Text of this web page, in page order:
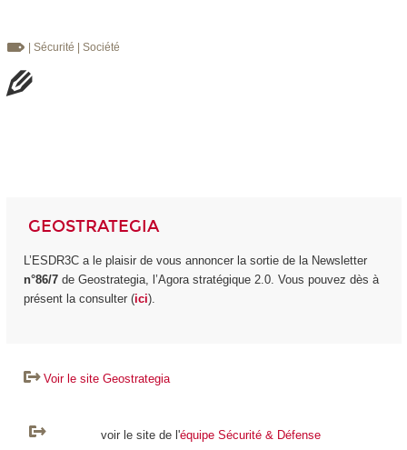
| Sécurité | Société
GEOSTRATEGIA
L’ESDR3C a le plaisir de vous annoncer la sortie de la Newsletter
n°86/7de Geostrategia, l’Agora stratégique 2.0. Vous pouvez dès à
présent la consulter (ici).
Voir le site Geostrategia
voir le site de l'équipe Sécurité & Défense